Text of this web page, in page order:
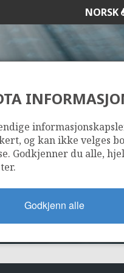
NORSK
og kan ikke velges
Godkjenner du alle,
Godkjenn alle